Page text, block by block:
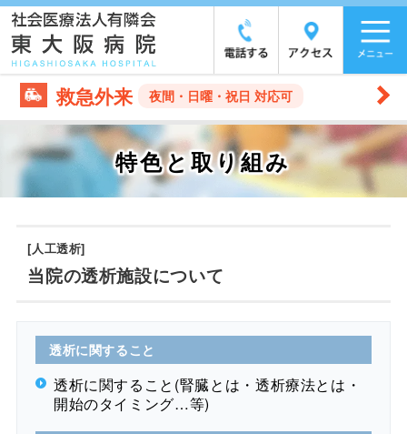
救急外来 夜間・日曜・祝日 対応可
特色と取り組み
[人工透析]
当院の透析施設について
透析に関すること
透析に関すること(腎臓とは・透析療法とは・
開始のタイミング…等)